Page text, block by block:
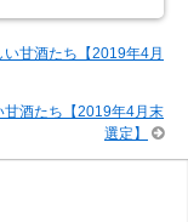
い甘酒たち【2019年4月
甘酒たち【2019年4月末
選定】